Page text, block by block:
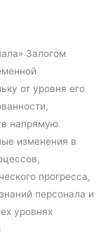
Залогом
от уровня его
напрямую
изменения в
прогресса,
персонала и
уровнях